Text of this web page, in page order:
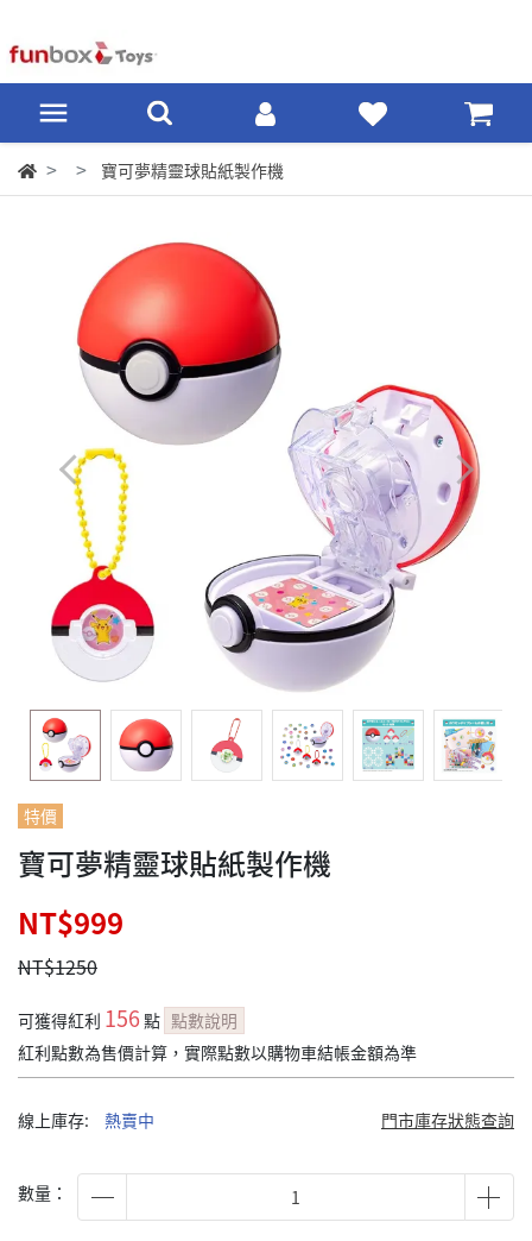
寶可夢精靈球貼紙製作機
特價
寶可夢精靈球貼紙製作機
NT$999
NT$1250
可獲得紅利 156點 點數說明
紅利點數為售價計算，實際點數以購物車結帳金額為準
線上庫存: 熱賣中 門市庫存狀態查詢
數量：